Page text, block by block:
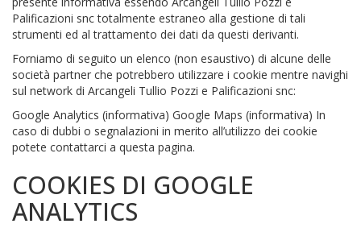
Palificazioni snc totalmente estraneo alla gestione di tali
strumenti ed al trattamento dei dati da questi derivanti.
Forniamo di seguito un elenco (non esaustivo) di alcune delle
società partner che potrebbero utilizzare i cookie mentre navighi
sul network di Arcangeli Tullio Pozzi e Palificazioni snc:
Google Analytics (informativa) Google Maps (informativa) In
caso di dubbi o segnalazioni in merito all’utilizzo dei cookie
potete contattarci a questa pagina.
COOKIES DI GOOGLE
ANALYTICS